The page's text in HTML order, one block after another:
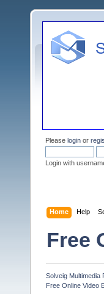
Please login or
Login with
Home Help
Free
Solveig Multimedia
Free Online Video